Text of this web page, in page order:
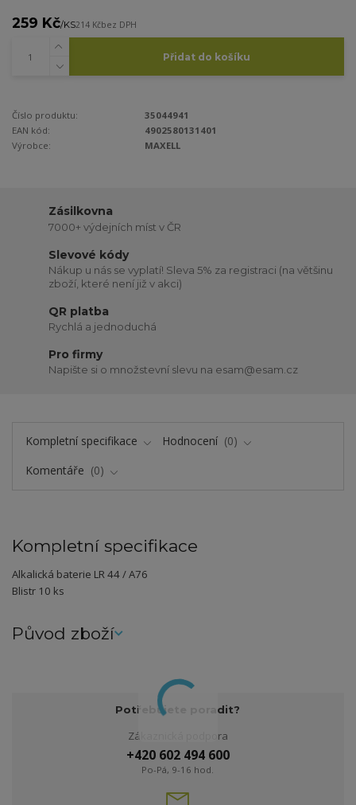
259 Kč/KS214 Kčbez DPH
Přidat do košíku
Číslo produktu:
35044941
EAN kód:
4902580131401
Výrobce:
MAXELL
Zásilkovna
7000+ výdejních míst v ČR
Slevové kódy
Nákup u nás se vyplatí! Sleva 5% za registraci (na většinu
zboží, které není již v akci)
QR platba
Rychlá a jednoduchá
Pro firmy
Napište si o množstevní slevu na esam@esam.cz
Kompletní specifikace Hodnocení
0
Komentáře
0
Kompletní specifikace
Alkalická baterie LR 44 / A76
Blistr 10 ks
Původ zboží
Potřebujete poradit?
Zákaznická podpora
+420 602 494 600
Po-Pá, 9-16 hod.